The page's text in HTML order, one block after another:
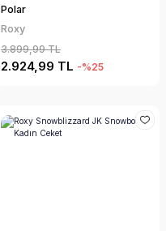
Polar
Roxy
3.899,99 TL
2.924,99 TL -%25